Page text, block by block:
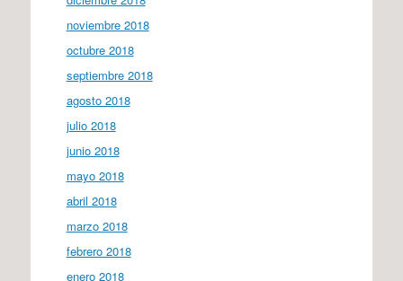
noviembre 2018
octubre 2018
septiembre 2018
agosto 2018
julio 2018
junio 2018
mayo 2018
abril 2018
marzo 2018
febrero 2018
enero 2018